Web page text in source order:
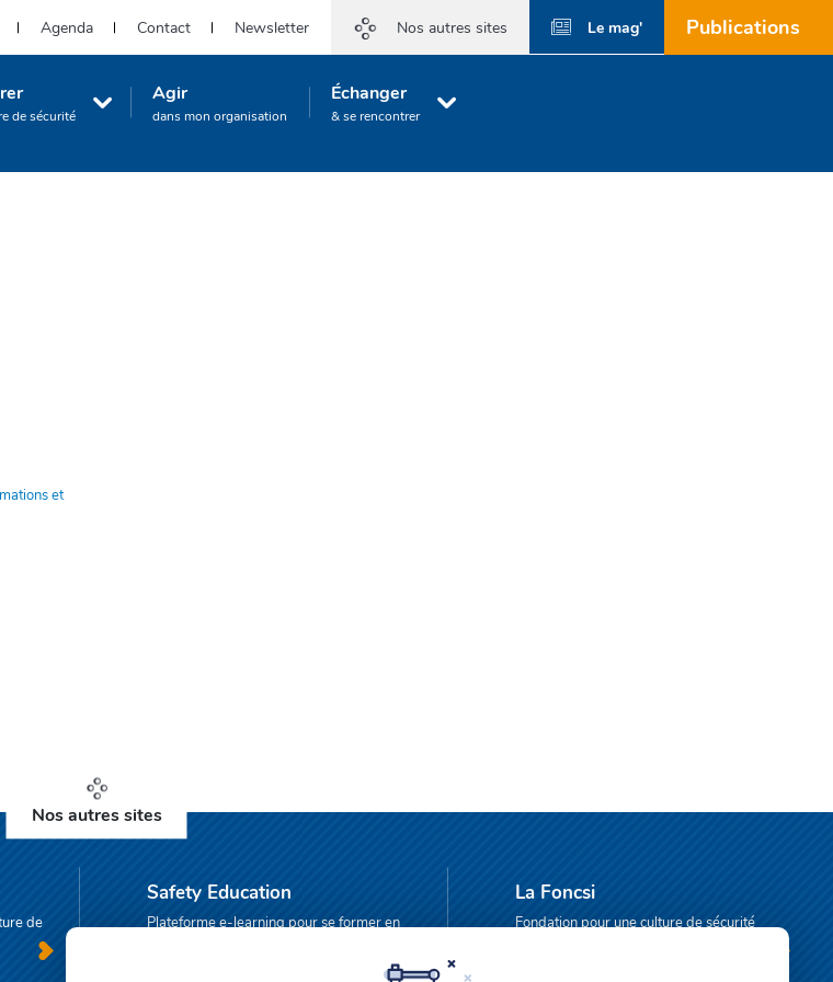
Agenda Contact Newsletter Nos autres sites Le mag' Publications
de sécurité
Agir
dans mon organisation
Échanger
& se rencontrer
et
Nos autres sites
de
Safety Education
Plateforme e-learning pour se former en
La Foncsi
Fondation pour une culture de sécurité